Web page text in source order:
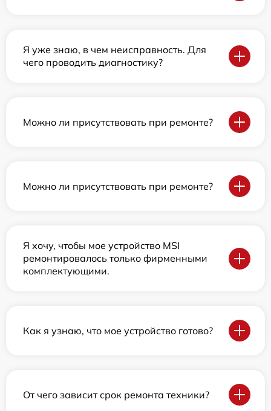
Я уже знаю, в чем неисправность. Для
чего проводить диагностику?
Можно ли присутствовать при ремонте?
Можно ли присутствовать при ремонте?
Я хочу, чтобы мое устройство MSI
ремонтировалось только фирменными
комплектующими.
Как я узнаю, что мое устройство готово?
От чего зависит срок ремонта техники?